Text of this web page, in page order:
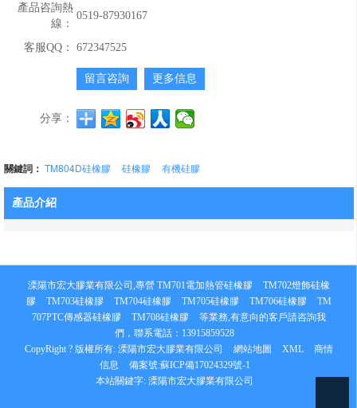
產品咨詢熱
線：
0519-87930167
客服QQ： 672347525
留言咨詢 更多信息
分享：
關鍵詞： TM804D硅橡膠 硅橡膠 有機硅膠
產品介紹
溧陽市宏大膠業有限公司,專營 TM701電加熱管硅橡膠
TM702燈飾硅橡
膠
TM703硅橡膠 TM704硅橡膠 TM705硅橡膠 TM706硅橡膠
TM
707PTC傳感器硅橡膠
TM708硅橡膠
等業務,有意向的客戶請咨詢我
們，聯系電話： 13915859528
CopyRight ? 版權所有: 溧陽市宏大膠業有限公司 網站地圖 XML
商情
信息
備案號:蘇ICP備17024329號-1
本站關鍵字: 溧陽市宏大膠業有限公司